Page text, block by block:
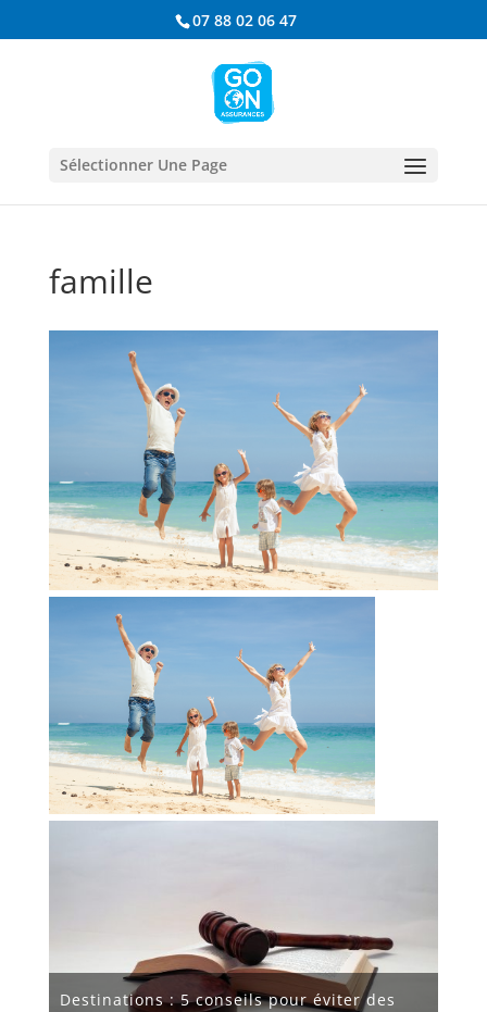
07 88 02 06 47
Sélectionner Une Page
famille
Destinations : 5 conseils pour éviter des